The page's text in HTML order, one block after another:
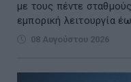
με τους πέντε
εμπορική λειτουργία
08 Αυγούστου 2026